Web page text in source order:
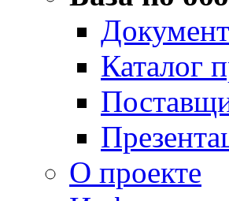
Каталог
О проекте